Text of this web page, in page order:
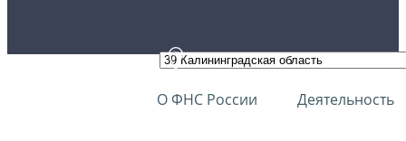
О ФНС России Деятельность